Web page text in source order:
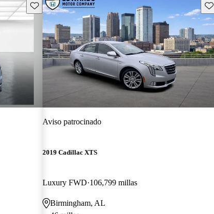
Guarda este Aviso
Aviso patrocinado
2019 Cadillac XTS
Luxury FWD 106,799 millas
Birmingham, AL